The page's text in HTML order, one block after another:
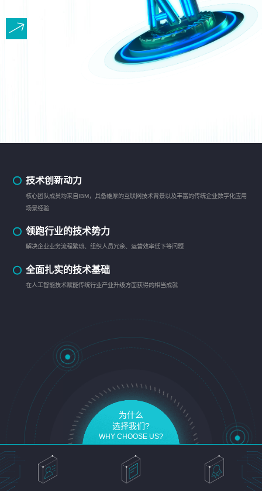
技术创新动力
核心团队成员均来自IBM，具备雄厚的互联网技术背景以及丰富的传统企业数字化应用
场景经验
领跑行业的技术势力
解决企业业务流程繁琐、组织人员冗余、运营效率低下等问题
全面扎实的技术基础
在人工智能技术赋能传统行业产业升级方面获得的相当成就
为什么
选择我们?
WHY CHOOSE US?